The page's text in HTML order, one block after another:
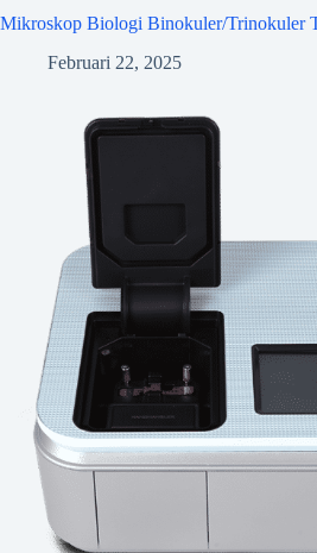
Mikroskop Biologi Binokuler/Trinokuler
Februari 22, 2025